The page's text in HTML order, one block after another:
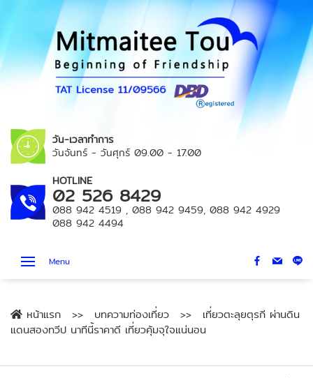
วัน-เวลาทำการ
วันจันทร์ - วันศุกร์ 09.00 - 17.00
HOTLINE
02 526 8429
088 942 4519 , 088 942 9459, 088 942 4929
088 942 4494
Menu
หน้าแรก บทความท่องเที่ยว
เที่ยวตะลุยตุรกี ผ่านดิน
แดนสองทวีป นาทีนี้ราคาดี เที่ยวคุ้มจุใจแน่นอน